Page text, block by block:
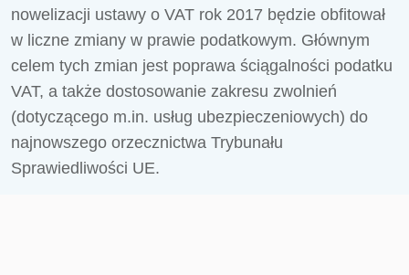
nowelizacji ustawy o VAT rok 2017 będzie obfitował
w liczne zmiany w prawie podatkowym. Głównym
celem tych zmian jest poprawa ściągalności podatku
VAT, a także dostosowanie zakresu zwolnień
(dotyczącego m.in. usług ubezpieczeniowych) do
najnowszego orzecznictwa Trybunału
Sprawiedliwości UE.